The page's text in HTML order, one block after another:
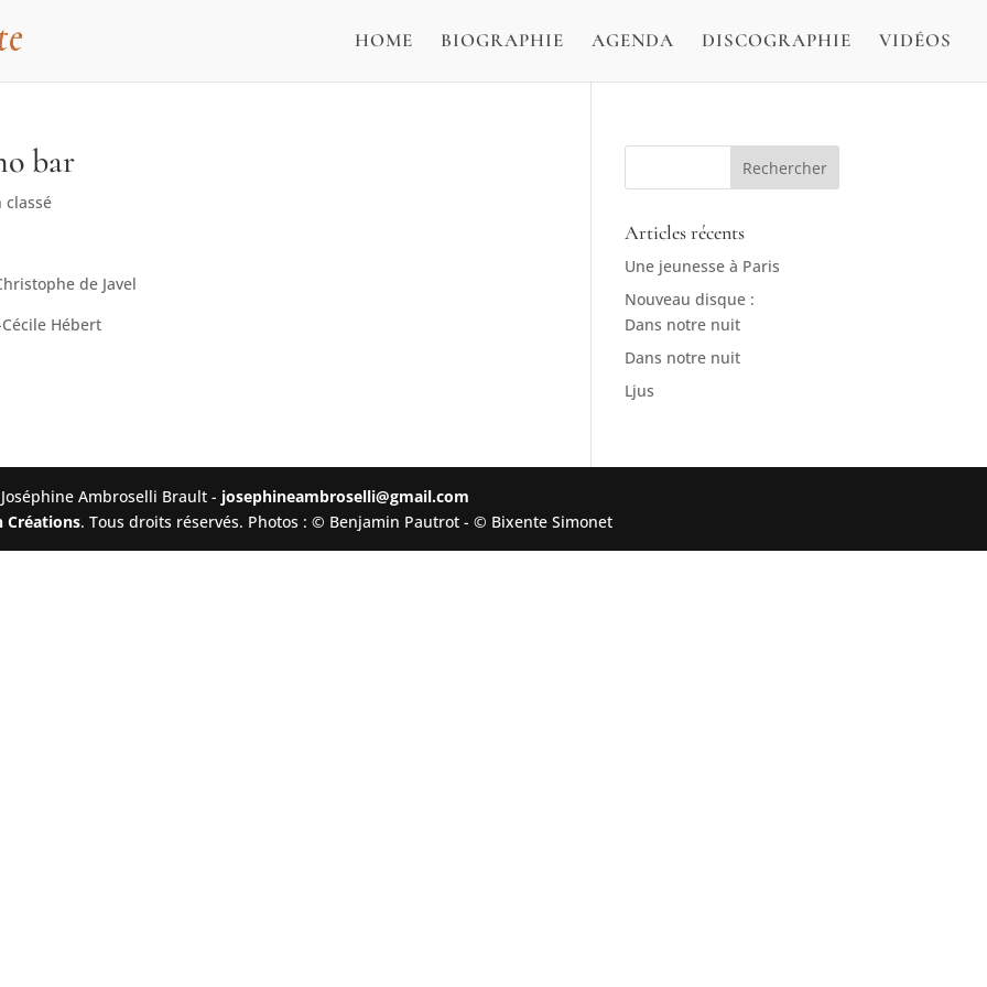
HOME BIOGRAPHIE AGENDA DISCOGRAPHIE VIDÉOS
bar
classé
de Javel
Hébert
Articles récents
Une jeunesse à Paris
Nouveau disque :
Dans notre nuit
Dans notre nuit
Ljus
Joséphine Ambroselli Brault - josephineambroselli@gmail.com
Créations. Tous droits réservés. Photos : © Benjamin Pautrot - © Bixente Simonet